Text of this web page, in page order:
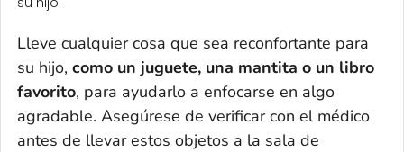
Lleve cualquier cosa que sea reconfortante para
su hijo, como un juguete, una mantita o un libro
favorito, para ayudarlo a enfocarse en algo
agradable. Asegúrese de verificar con el médico
antes de llevar estos objetos a la sala de